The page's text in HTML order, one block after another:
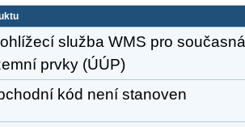
služba WMS pro
prvky (ÚÚP)
kód není stanoven